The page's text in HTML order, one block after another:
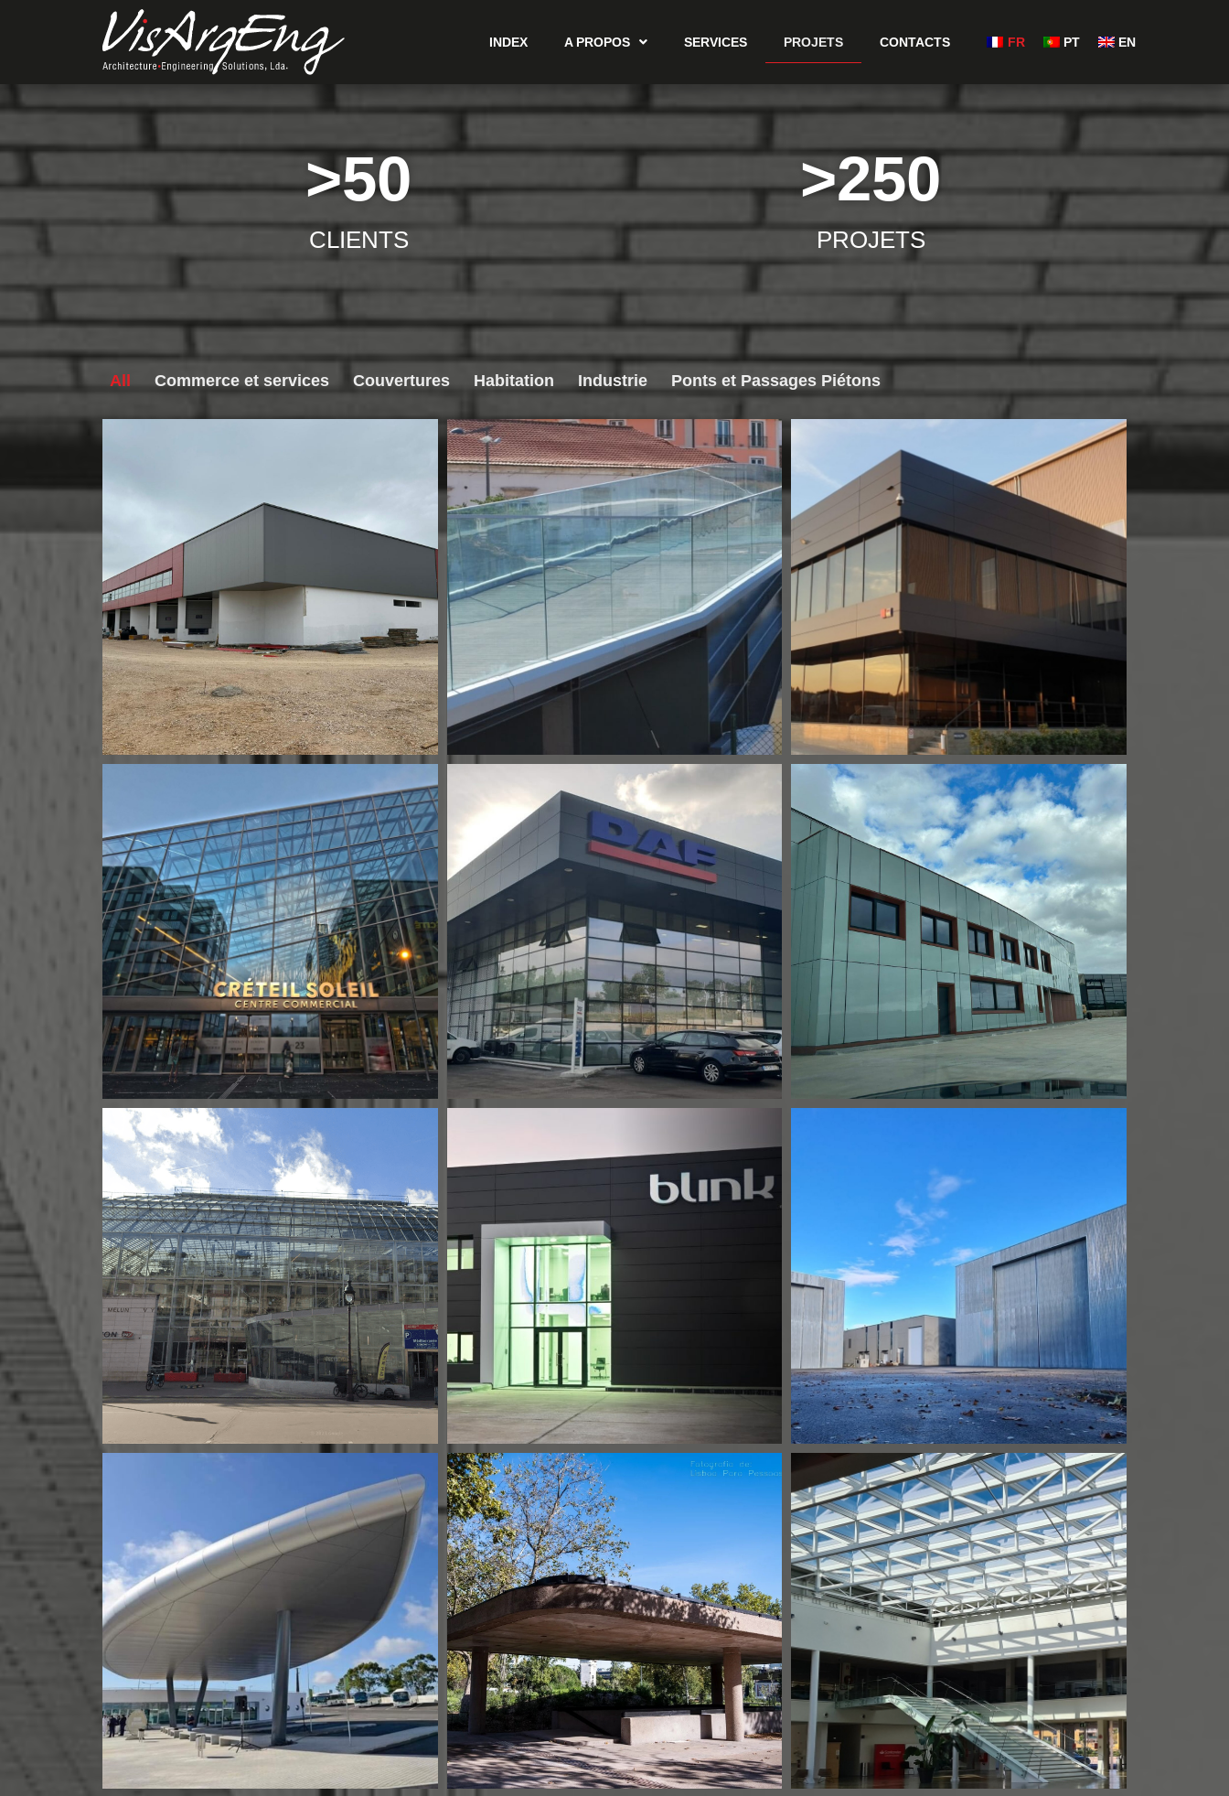
INDEX A PROPOS SERVICES PROJETS CONTACTS FR PT EN
>50
CLIENTS
>250
PROJETS
All Commerce et services Couvertures Habitation Industrie Ponts et Passages Piétons